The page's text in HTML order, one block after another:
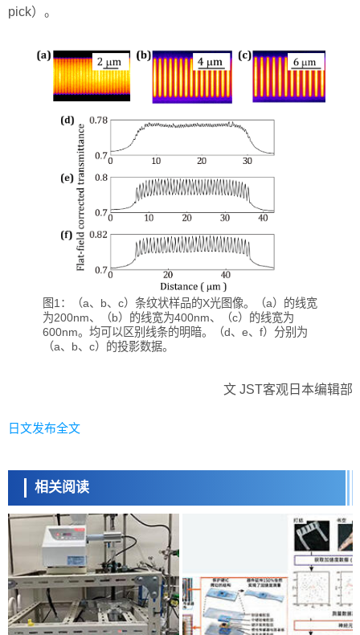
pick）。
图1：（a、b、c）条纹状样品的X光图像。（a）的线宽
为200nm、（b）的线宽为400nm、（c）的线宽为
600nm。均可以区别线条的明暗。（d、e、f）分别为
（a、b、c）的投影数据。
文 JST客观日本编辑部
日文发布全文
相关阅读